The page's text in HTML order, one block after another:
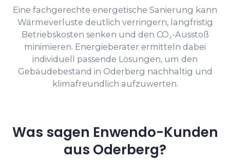
Eine fachgerechte energetische Sanierung kann
Wärmeverluste deutlich verringern, langfristig
Betriebskosten senken und den CO₂-Ausstoß
minimieren. Energieberater ermitteln dabei
individuell passende Lösungen, um den
Gebäudebestand in Oderberg nachhaltig und
klimafreundlich aufzuwerten.
Was sagen Enwendo-Kunden
aus Oderberg?